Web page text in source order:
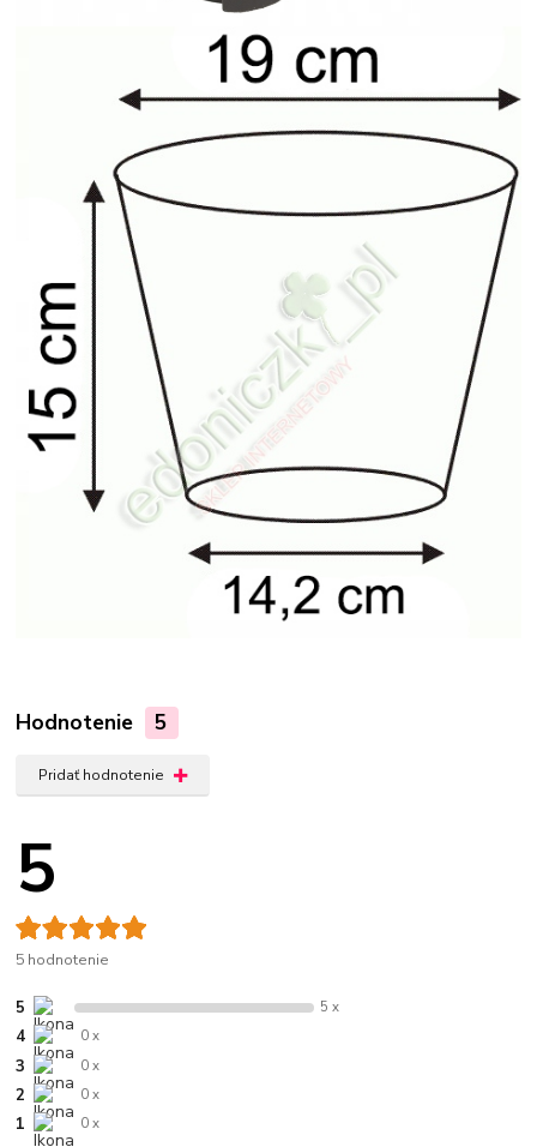
Hodnotenie 5
Pridať hodnotenie
5
5 hodnotenie
5 5 x
4 0 x
3 0 x
2 0 x
1 0 x